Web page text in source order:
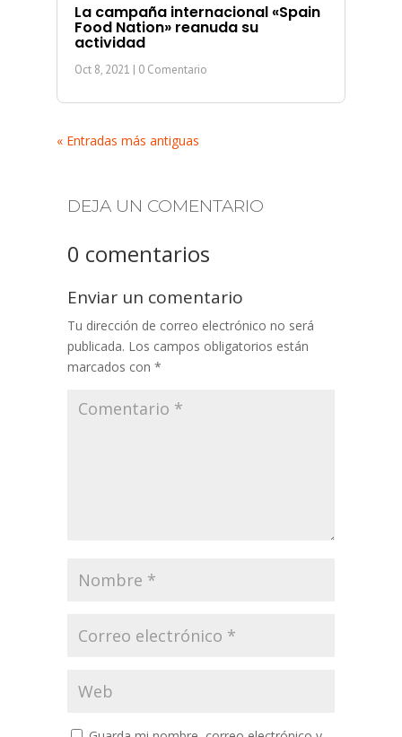
La campaña internacional «Spain
Food Nation» reanuda su
actividad
Oct 8, 2021 | 0 Comentario
« Entradas más antiguas
DEJA UN COMENTARIO
0 comentarios
Enviar un comentario
Tu dirección de correo electrónico no será
publicada. Los campos obligatorios están
marcados con *